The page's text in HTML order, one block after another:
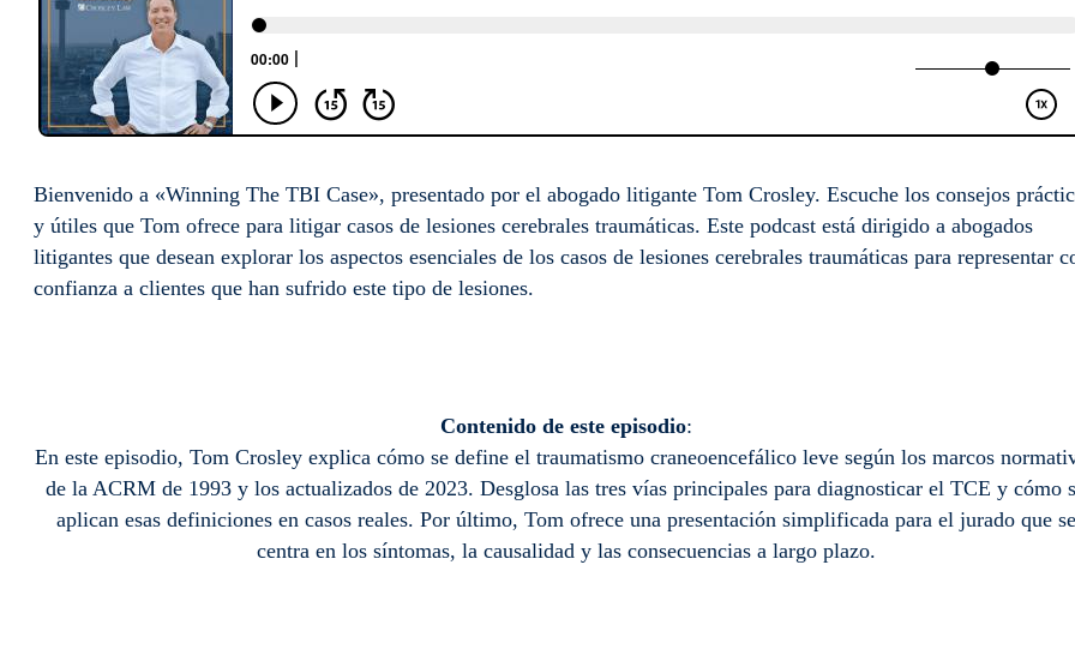
Bienvenido a «Winning The TBI Case», presentado por el abogado litigante Tom Crosley. Escuche los consejos
y útiles que Tom ofrece para litigar casos de lesiones cerebrales traumáticas. Este podcast está dirigido a abogados
litigantes que desean explorar los aspectos esenciales de los casos de lesiones cerebrales traumáticas para representar
confianza a clientes que han sufrido este tipo de lesiones.
Contenido de este episodio:
En este episodio, Tom Crosley explica cómo se define el traumatismo craneoencefálico leve según los marcos
de la ACRM de 1993 y los actualizados de 2023. Desglosa las tres vías principales para diagnosticar el TCE y cómo
aplican esas definiciones en casos reales. Por último, Tom ofrece una presentación simplificada para el jurado que se
centra en los síntomas, la causalidad y las consecuencias a largo plazo.